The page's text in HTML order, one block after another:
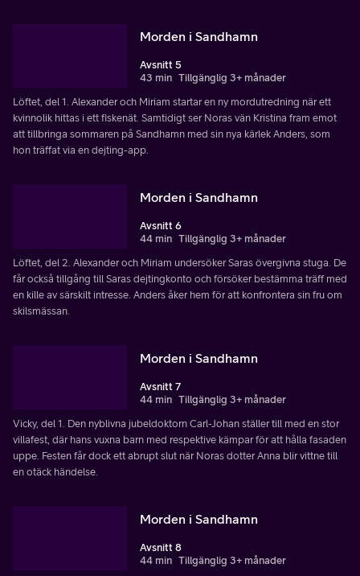
Morden i Sandhamn
Avsnitt 5
43 min Tillgänglig 3+ månader
Löftet, del 1. Alexander och Miriam startar en ny mordutredning när ett
kvinnolik hittas i ett fiskenät. Samtidigt ser Noras vän Kristina fram emot
att tillbringa sommaren på Sandhamn med sin nya kärlek Anders, som
hon träffat via en dejting-app.
Morden i Sandhamn
Avsnitt 6
44 min Tillgänglig 3+ månader
Löftet, del 2. Alexander och Miriam undersöker Saras övergivna stuga. De
får också tillgång till Saras dejtingkonto och försöker bestämma träff med
en kille av särskilt intresse. Anders åker hem för att konfrontera sin fru om
skilsmässan.
Morden i Sandhamn
Avsnitt 7
44 min Tillgänglig 3+ månader
Vicky, del 1. Den nyblivna jubeldoktorn Carl-Johan ställer till med en stor
villafest, där hans vuxna barn med respektive kämpar för att hålla fasaden
uppe. Festen får dock ett abrupt slut när Noras dotter Anna blir vittne till
en otäck händelse.
Morden i Sandhamn
Avsnitt 8
44 min Tillgänglig 3+ månader